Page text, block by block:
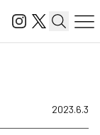
2023.6.3